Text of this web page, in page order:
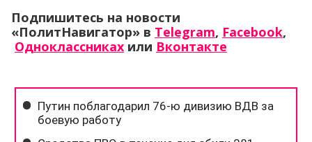
Подпишитесь на новости
«ПолитНавигатор» в Telegram, Facebook,
Одноклассниках или Вконтакте